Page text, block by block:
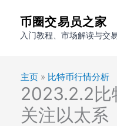
币圈交易员之家
入门教程、市场解读与交
主页 » 比特币行情分析
2023.2.2比
关注以太系